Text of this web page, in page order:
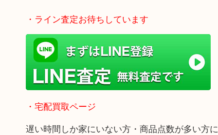
・ライン査定お待ちしています
・宅配買取ページ
遅い時間しか家にいない方・商品点数が多い方